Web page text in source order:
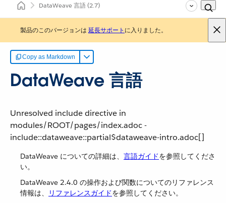
DataWeave 言語(2.7)
製品のこのバージョンは 延長サポート に入りました。
Copy as Markdown
DataWeave 言語
Unresolved include directive in
modules/ROOT/pages/index.adoc -
include::dataweave::partial$dataweave-intro.adoc[]
DataWeave についての詳細は、​ 言語ガイド​を参照してくださ
い。
DataWeave 2.4.0 の操作および関数についてのリファレンス
情報は、​
リファレンスガイド​を参照してください。